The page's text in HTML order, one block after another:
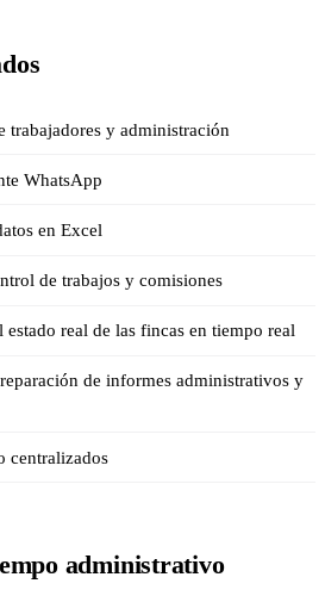
trabajadores y administración
WhatsApp
en Excel
de trabajos y comisiones
real de las fincas en tiempo real
de informes administrativos y
centralizados
administrativo